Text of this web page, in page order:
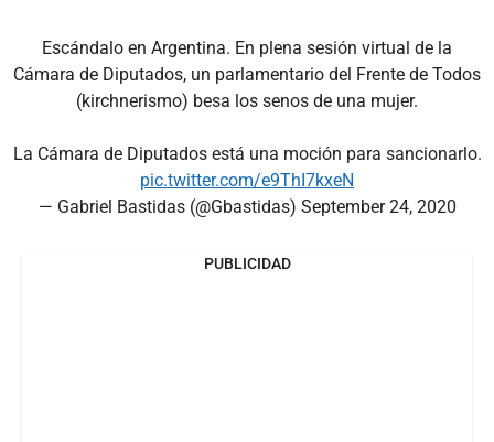
Escándalo en Argentina. En plena sesión virtual de la
Cámara de Diputados, un parlamentario del Frente de Todos
(kirchnerismo) besa los senos de una mujer.
La Cámara de Diputados está una moción para sancionarlo.
pic.twitter.com/e9ThI7kxeN
— Gabriel Bastidas (@Gbastidas) September 24, 2020
PUBLICIDAD